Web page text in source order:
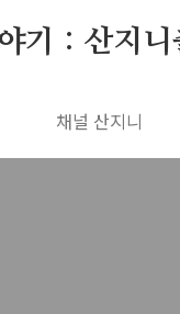
기 : 산지
채널 산지니